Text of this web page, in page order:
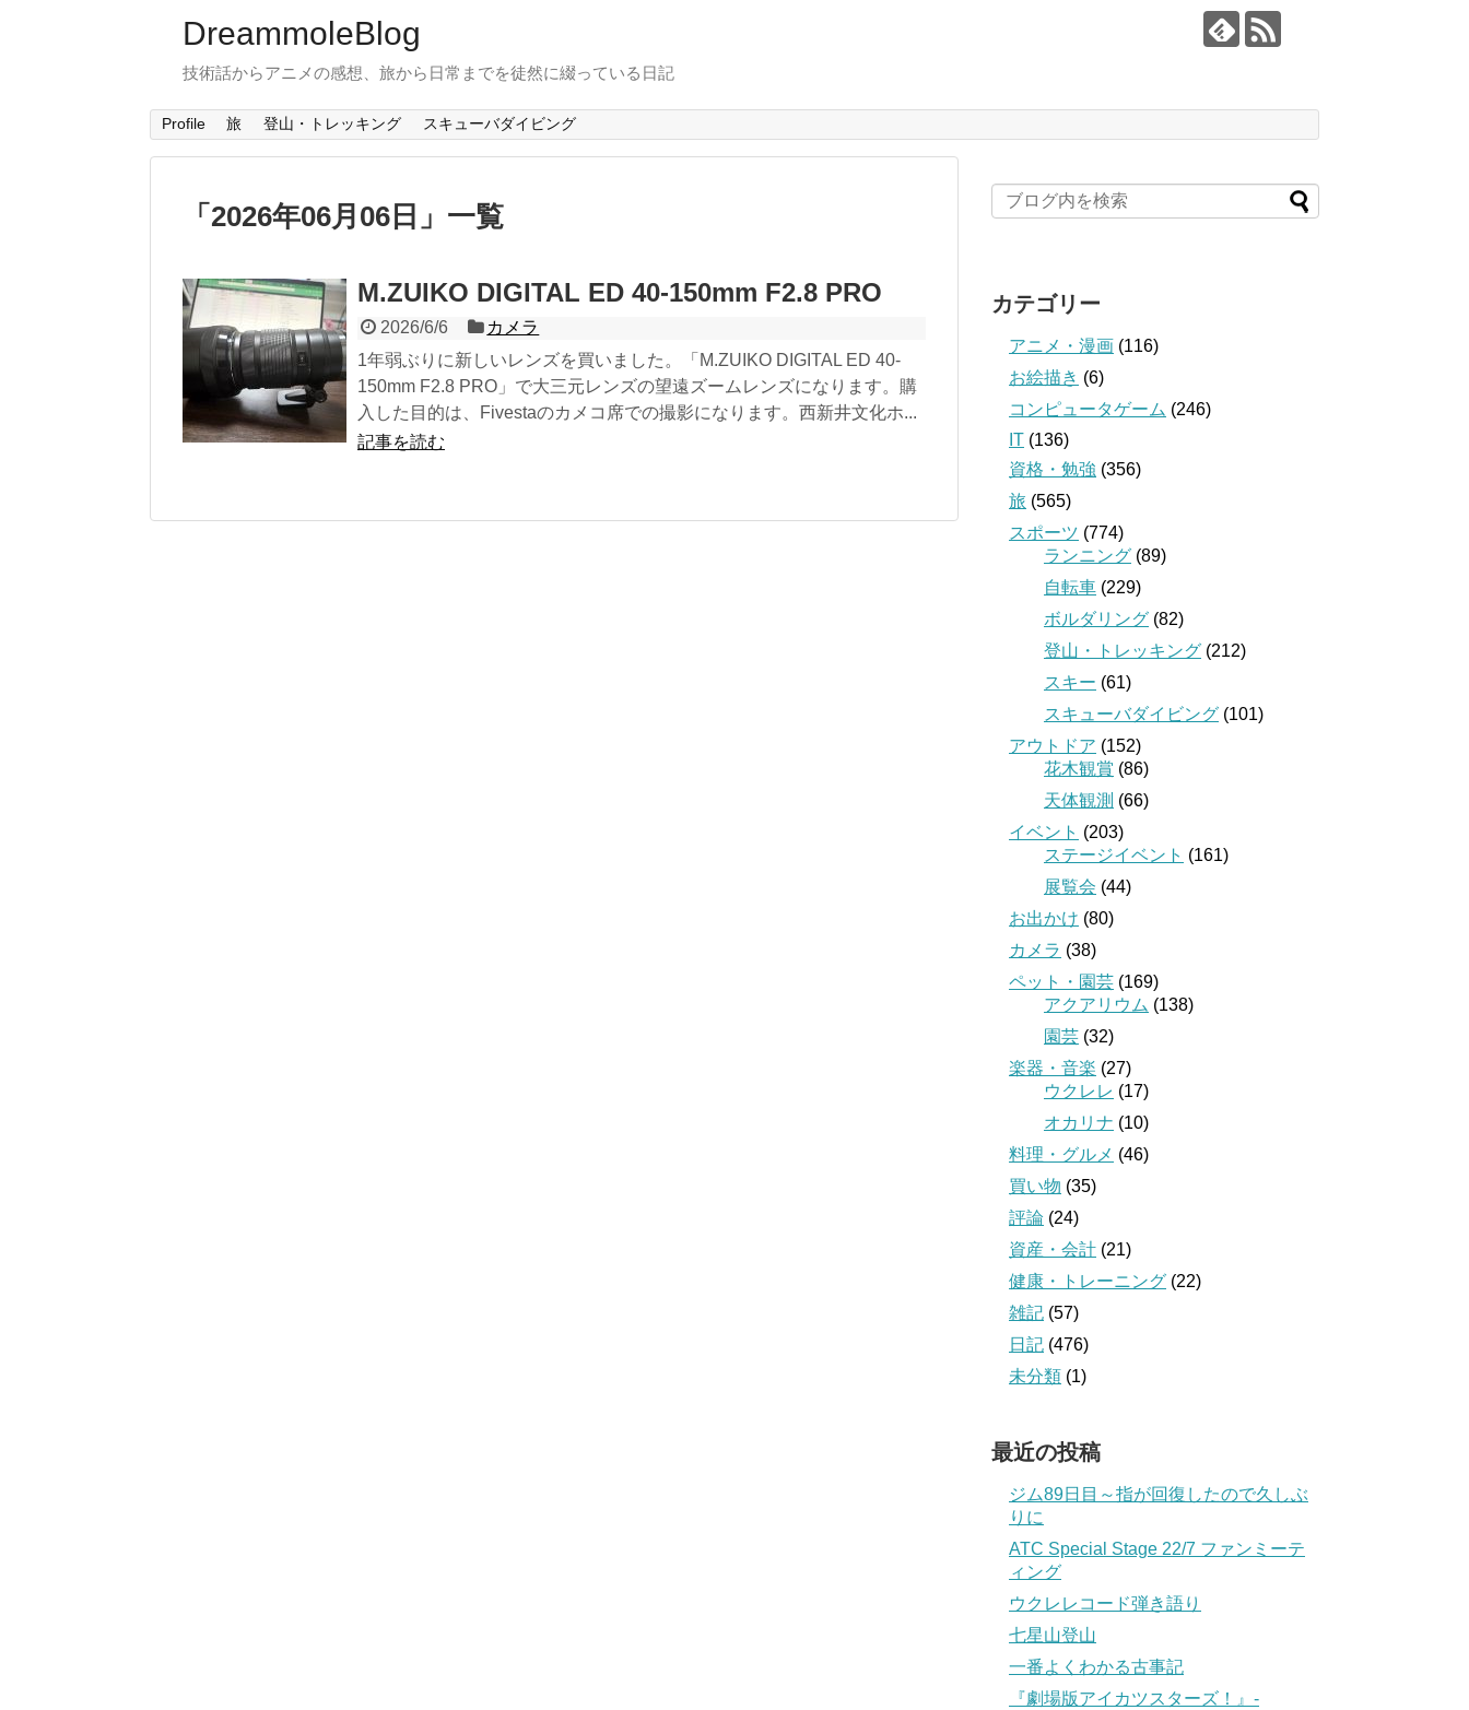
DreammoleBlog
技術話からアニメの感想、旅から日常までを徒然に綴っている日記
Profile 旅 登山・トレッキング スキューバダイビング
「 2026年06月06日 」 一覧
M.ZUIKO DIGITAL ED 40-150mm F2.8 PRO
2026/6/6
カメラ
1年弱ぶりに新しいレンズを買いました。「M.ZUIKO DIGITAL ED 40-
150mm F2.8 PRO」で大三元レンズの望遠ズームレンズになります。購
入した目的は、Fivestaのカメコ席での撮影になります。西新井文化ホ...
記事を読む
カテゴリー
アニメ・漫画 (116)
お絵描き (6)
コンピュータゲーム (246)
IT (136)
資格・勉強 (356)
旅 (565)
スポーツ (774)
ランニング (89)
自転車 (229)
ボルダリング (82)
登山・トレッキング (212)
スキー (61)
スキューバダイビング (101)
アウトドア (152)
花木観賞 (86)
天体観測 (66)
イベント (203)
ステージイベント (161)
展覧会 (44)
お出かけ (80)
カメラ (38)
ペット・園芸 (169)
アクアリウム (138)
園芸 (32)
楽器・音楽 (27)
ウクレレ (17)
オカリナ (10)
料理・グルメ (46)
買い物 (35)
評論 (24)
資産・会計 (21)
健康・トレーニング (22)
雑記 (57)
日記 (476)
未分類 (1)
最近の投稿
ジム89日目～指が回復したので久しぶ
りに
ATC Special Stage 22/7 ファンミーテ
ィング
ウクレレコード弾き語り
七星山登山
一番よくわかる古事記
『劇場版アイカツスターズ！』-